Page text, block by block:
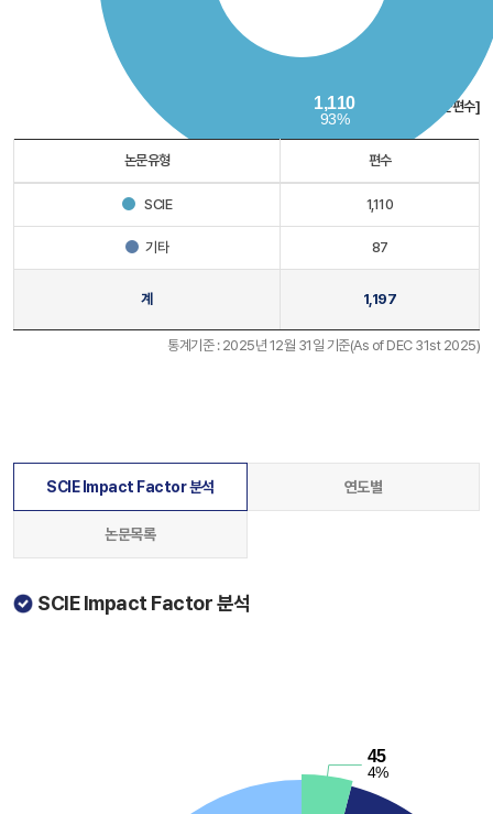
[단위 : 논문편수]
논문유형 편수
SCIE 1,110
기타 87
계 1,197
통계기준 : 2025년 12월 31일 기준(As of DEC 31st 2025)
SCIE Impact Factor 분석 연도별
논문목록
SCIE Impact Factor 분석